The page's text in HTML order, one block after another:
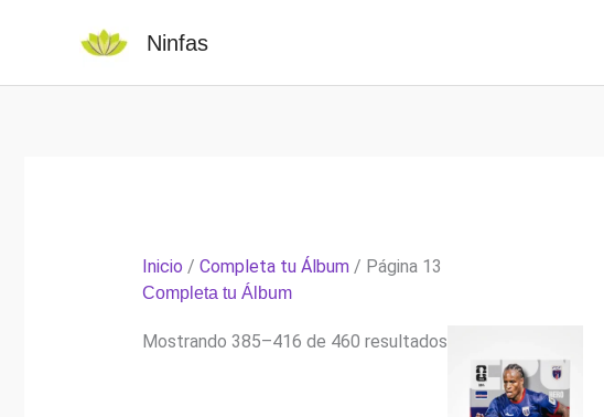
Ninfas
Inicio / Completa tu Álbum/ Página 13
Completa tu Álbum
Mostrando 385–416 de 460 resultadosOrdenado
popularidad